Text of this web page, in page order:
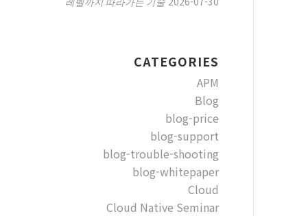
CATEGORIES
APM
Blog
blog-price
blog-support
blog-trouble-shooting
blog-whitepaper
Cloud
Cloud Native Seminar